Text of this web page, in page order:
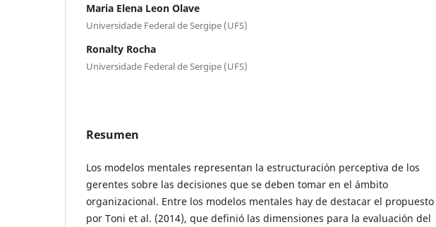
Maria Elena Leon Olave
Universidade Federal de Sergipe (UFS)
Ronalty Rocha
Universidade Federal de Sergipe (UFS)
Resumen
Los modelos mentales representan la estructuración perceptiva de los
gerentes sobre las decisiones que se deben tomar en el ámbito
organizacional. Entre los modelos mentales hay de destacar el propuesto
por Toni et al. (2014), que definió las dimensiones para la evaluación del